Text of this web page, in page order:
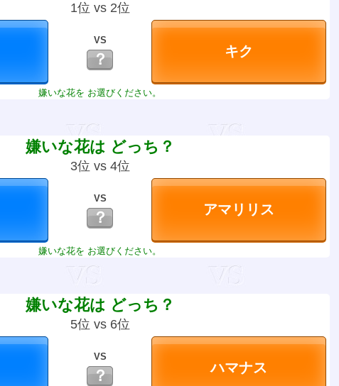
1位 vs 2位
VS
？
嫌いな花を お選びください。
嫌いな花は どっち？
3位 vs 4位
VS
？
嫌いな花を お選びください。
嫌いな花は どっち？
5位 vs 6位
VS
？